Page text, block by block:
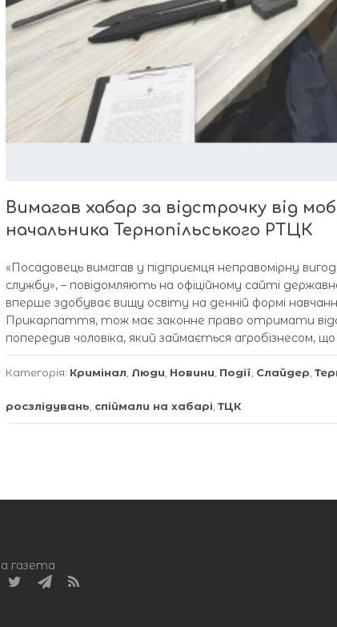
Вимагав хабар за відстрочку від
начальника Тернопільського РТЦК
«Посадовець вимагав у підприємця неправомірну
службу», – повідомляють на офіційному сайті
вперше здобуває вищу освіту на денній формі
Прикарпаття, тож має законне право отримати
попередив чоловіка, який займається агробізнесом,
Категорія: Кримінал Люди Новини Події Слайдер
росзлідувань спіймали на хабарі ТЦК
газета